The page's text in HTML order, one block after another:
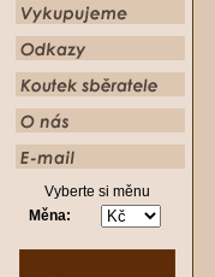
Vyberte si měnu
Měna: